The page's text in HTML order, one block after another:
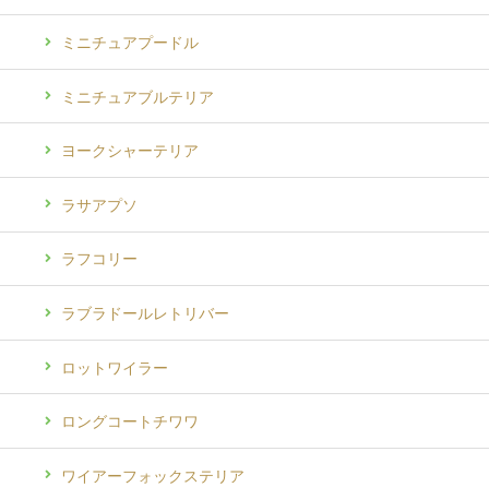
ミニチュアプードル
ミニチュアブルテリア
ヨークシャーテリア
ラサアプソ
ラフコリー
ラブラドールレトリバー
ロットワイラー
ロングコートチワワ
ワイアーフォックステリア